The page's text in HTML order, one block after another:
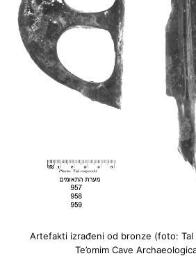
Artefakti izrađeni od bronze (foto: Tal
Te’omim Cave